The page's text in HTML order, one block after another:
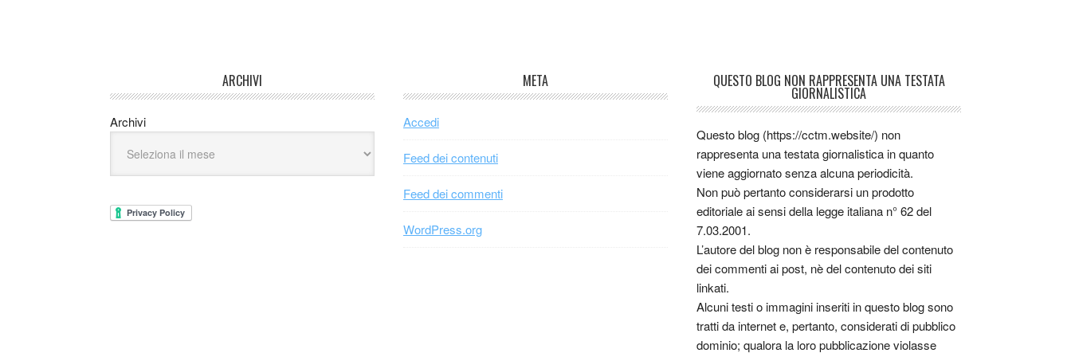
ARCHIVI
Archivi
META
Accedi
Feed dei contenuti
Feed dei commenti
WordPress.org
QUESTO BLOG NON RAPPRESENTA UNA TESTATA
GIORNALISTICA
Questo blog (https://cctm.website/) non
rappresenta una testata giornalistica in quanto
viene aggiornato senza alcuna periodicità.
Non può pertanto considerarsi un prodotto
editoriale ai sensi della legge italiana n° 62 del
7.03.2001.
L’autore del blog non è responsabile del contenuto
dei commenti ai post, nè del contenuto dei siti
linkati.
Alcuni testi o immagini inseriti in questo blog sono
tratti da internet e, pertanto, considerati di pubblico
dominio; qualora la loro pubblicazione violasse